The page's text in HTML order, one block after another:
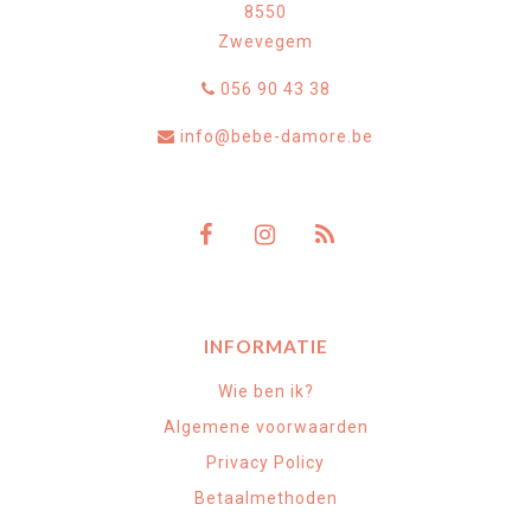
8550
Zwevegem
056 90 43 38
info@bebe-damore.be
INFORMATIE
Wie ben ik?
Algemene voorwaarden
Privacy Policy
Betaalmethoden